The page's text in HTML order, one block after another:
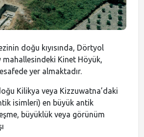
doğu kıyısında, Dörtyol
mahallesindeki Kinet Höyük,
yer almaktadır.
Kilikya veya Kizzuwatna’daki
isimleri) en büyük antik
büyüklük veya görünüm